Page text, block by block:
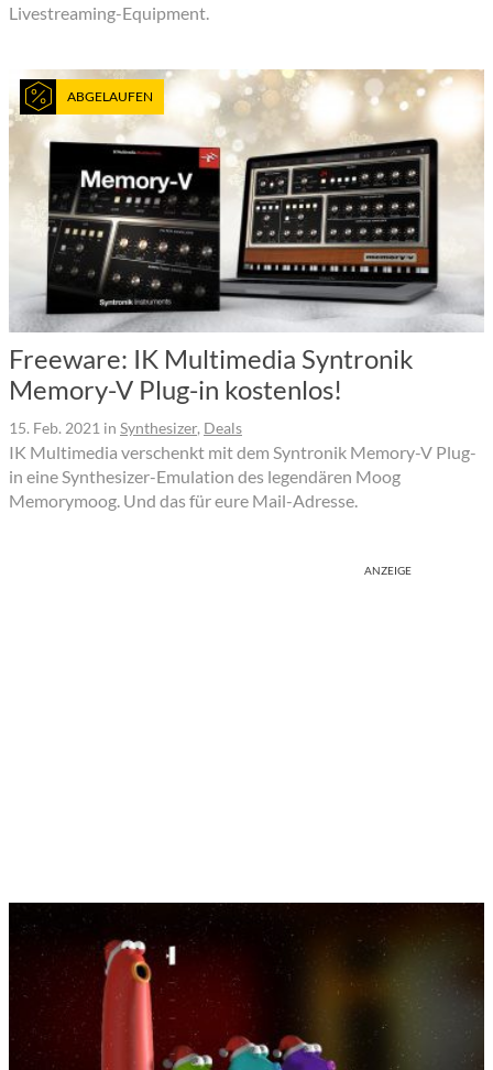
Livestreaming-Equipment.
ABGELAUFEN
Freeware: IK Multimedia Syntronik
Memory-V Plug-in kostenlos!
15. Feb. 2021 in Synthesizer, Deals
IK Multimedia verschenkt mit dem Syntronik Memory-V Plug-
in eine Synthesizer-Emulation des legendären Moog
Memorymoog. Und das für eure Mail-Adresse.
ANZEIGE